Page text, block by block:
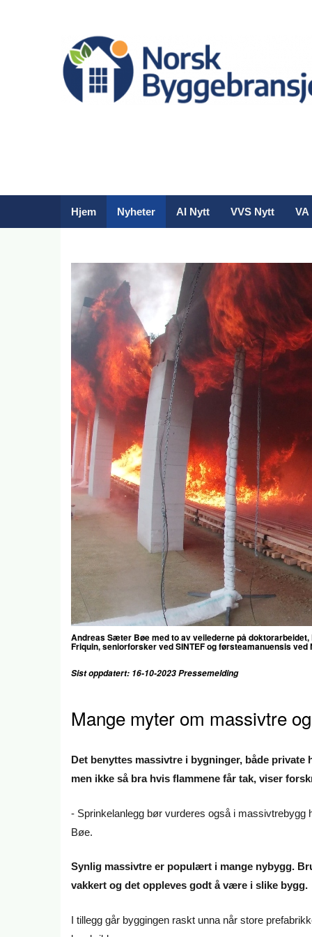
Hjem Nyheter AI Nytt VVS Nytt VA
Andreas Sæter Bøe med to av veilederne på
Friquin, seniorforsker ved SINTEF og førsteamanuensis ved
Sist oppdatert: 16-10-2023 Pressemelding
Mange myter om massivtre
Det benyttes massivtre i bygninger, både
men ikke så bra hvis flammene får tak, viser
- Sprinkelanlegg bør vurderes også i
Bøe.
Synlig massivtre er populært i mange nybygg.
vakkert og det oppleves godt å være i slike bygg.
I tillegg går byggingen raskt unna når store